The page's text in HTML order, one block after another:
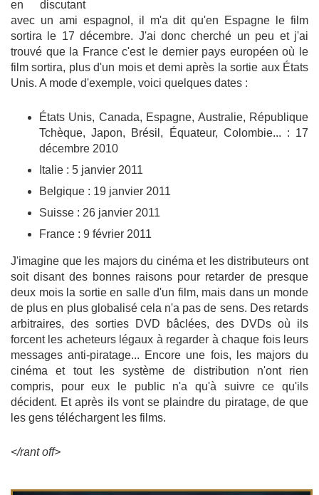
en discutant
avec un ami espagnol, il m'a dit qu'en Espagne le film
sortira le 17 décembre. J'ai donc cherché un peu et j'ai
trouvé que la France c'est le dernier pays européen où le
film sortira, plus d'un mois et demi après la sortie aux États
Unis. A mode d'exemple, voici quelques dates :
États Unis, Canada, Espagne, Australie, République
Tchèque, Japon, Brésil, Équateur, Colombie... : 17
décembre 2010
Italie : 5 janvier 2011
Belgique : 19 janvier 2011
Suisse : 26 janvier 2011
France : 9 février 2011
J'imagine que les majors du cinéma et les distributeurs ont
soit disant des bonnes raisons pour retarder de presque
deux mois la sortie en salle d'un film, mais dans un monde
de plus en plus globalisé cela n'a pas de sens. Des retards
arbitraires, des sorties DVD bâclées, des DVDs où ils
forcent les acheteurs légaux à regarder à chaque fois leurs
messages anti-piratage... Encore une fois, les majors du
cinéma et tout les système de distribution n'ont rien
compris, pour eux le public n'a qu'à suivre ce qu'ils
décident. Et après ils vont se plaindre du piratage, de que
les gens téléchargent les films.
</rant off>